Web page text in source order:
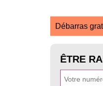
Débarras
ÊTRE